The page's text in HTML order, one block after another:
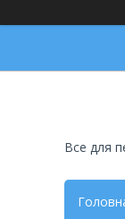
Все для